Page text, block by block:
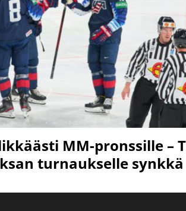
MM-pronssille –
turnaukselle